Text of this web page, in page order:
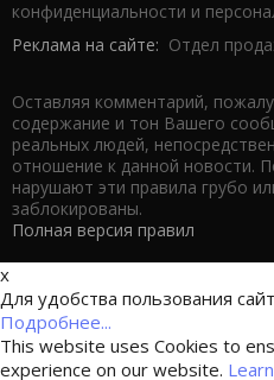
конфиденциальности и
Реклама на сайте: Отдел
Оставляя комментарий,
содержание и тон Вашего
реальных людей,
отношение к данной новости.
нарушают эти правила грубо
заблокированы.
Полная версия правил
x
Для удобства пользования
Подробнее...
This website uses Cookies to
experience on our website.